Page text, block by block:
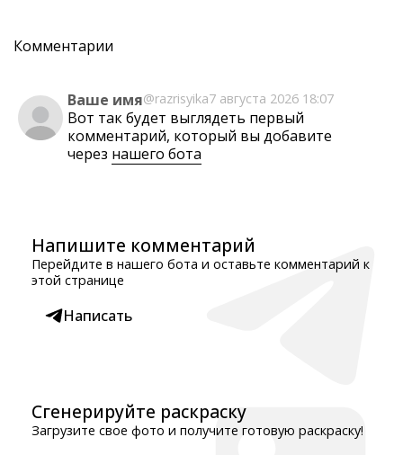
Комментарии
Ваше имя@razrisyika7 августа 2026 18:07
Вот так будет выглядеть первый
комментарий, который вы добавите
через нашего бота
Напишите комментарий
Перейдите в нашего бота и оставьте комментарий к
этой странице
Написать
Сгенерируйте раскраску
Загрузите свое фото и получите готовую раскраску!